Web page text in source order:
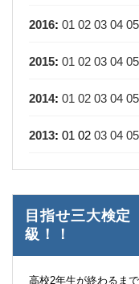
2016: 01 02 03 04 05
2015: 01 02 03 04 05
2014: 01 02 03 04 05
2013: 01 02 03 04 05
目指せ三大検定
級！！
高校2年生が終わるまで